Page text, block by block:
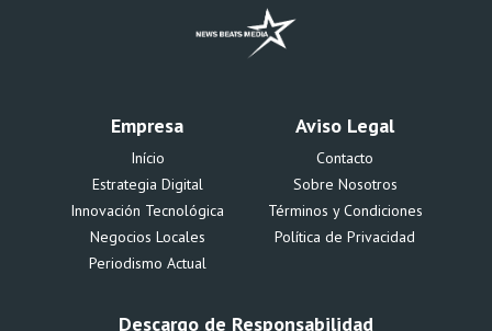
Empresa
Início
Estrategia Digital
Innovación Tecnológica
Negocios Locales
Periodismo Actual
Aviso Legal
Contacto
Sobre Nosotros
Términos y Condiciones
Política de Privacidad
Descargo de Responsabilidad